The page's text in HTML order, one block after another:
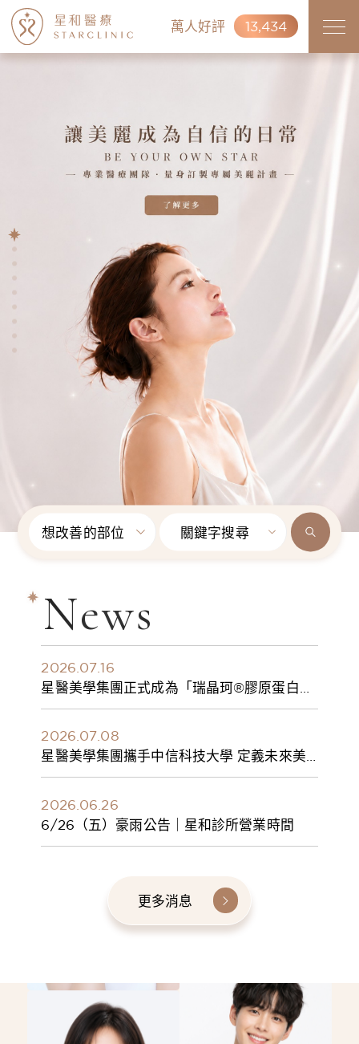
萬人好評 13,434
想改善的部位 關鍵字搜尋
News
2026.07.16
星醫美學集團正式成為「瑞晶珂®膠原蛋白植
入劑」台灣獨家總代理
2026.07.08
星醫美學集團攜手中信科技大學 定義未來美
學人才新標準 建構健康美學產學共育模式 串
2026.06.26
6/26（五）豪雨公告｜星和診所營業時間
更多消息